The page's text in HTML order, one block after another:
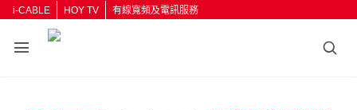
i-CABLE HOY TV 有線寬頻及電訊服務